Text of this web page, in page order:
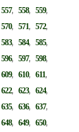
557,558,559,
570,571,572,
583,584,585,
596,597,598,
609,610,611,
622,623,624,
635,636,637,
648,649,650,